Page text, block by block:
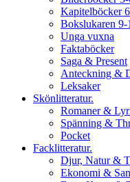
Kapitelböcker
Bokslukaren 9-
Unga vuxna
Faktaböcker
Saga & Present
Anteckning &
Leksaker
Skönlitteratur.
Romaner &
Spänning &
Pocket
Facklitteratur.
Djur, Natur &
Ekonomi &